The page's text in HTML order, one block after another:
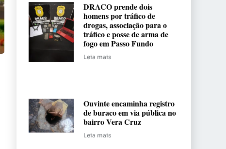
DRACO prende dois
homens por tráfico de
drogas, associação para o
tráfico e posse de arma de
fogo em Passo Fundo
Leia mais
Ouvinte encaminha registro
de buraco em via pública no
bairro Vera Cruz
Leia mais